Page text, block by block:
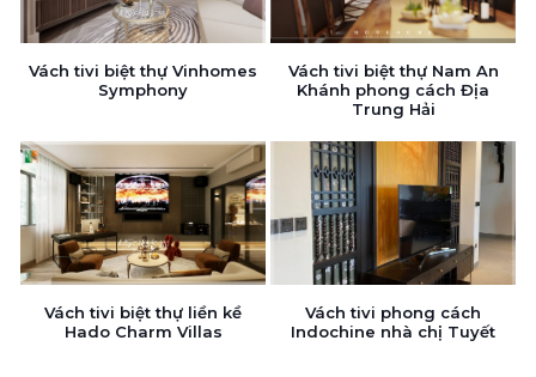
Vách tivi biệt thự Vinhomes
Symphony
Vách tivi biệt thự Nam An
Khánh phong cách Địa
Trung Hải
Vách tivi biệt thự liền kề
Hado Charm Villas
Vách tivi phong cách
Indochine nhà chị Tuyết